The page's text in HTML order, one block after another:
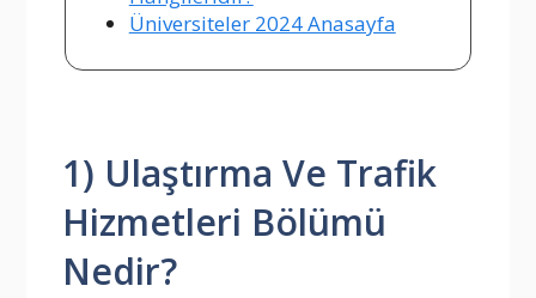
Üniversiteler 2024 Anasayfa
1) Ulaştırma Ve Trafik
Hizmetleri Bölümü
Nedir?